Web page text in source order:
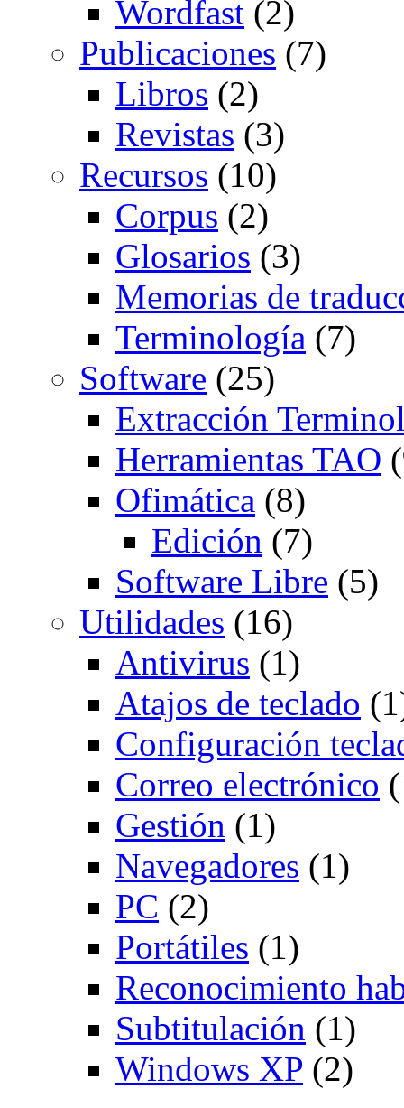
Wordfast (2)
Publicaciones (7)
Libros (2)
Revistas (3)
Recursos (10)
Corpus (2)
Glosarios (3)
Memorias de
Terminología (7)
Software (25)
Extracción
Herramientas TAO
Ofimática (8)
Edición (7)
Software Libre (5)
Utilidades (16)
Antivirus (1)
Atajos de teclado
Configuración
Correo electrónico
Gestión (1)
Navegadores (1)
PC (2)
Portátiles (1)
Reconocimiento
Subtitulación (1)
Windows XP (2)